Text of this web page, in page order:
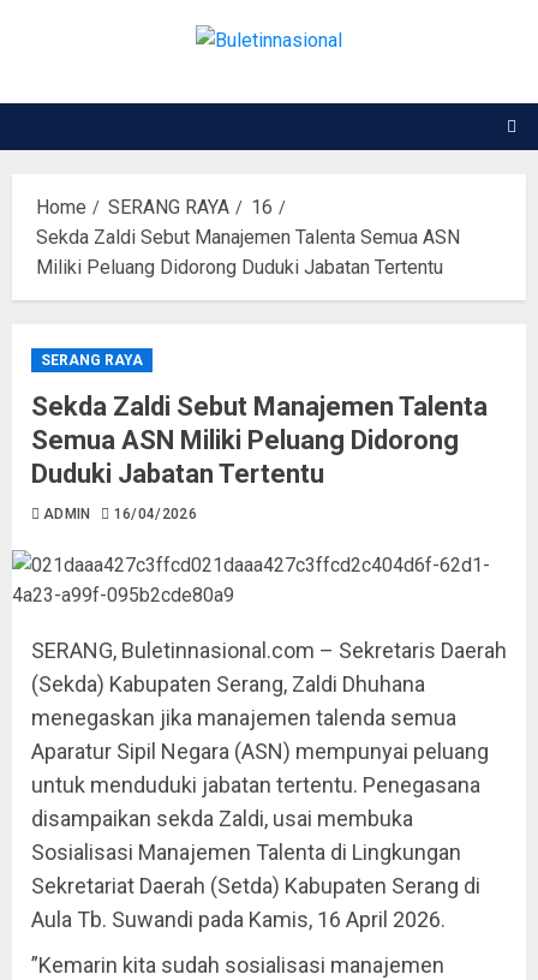
Home SERANG RAYA
16
Sekda Zaldi Sebut Manajemen Talenta Semua ASN
Miliki Peluang Didorong Duduki Jabatan Tertentu
SERANG RAYA
Sekda Zaldi Sebut Manajemen Talenta
Semua ASN Miliki Peluang Didorong
Duduki Jabatan Tertentu
ADMIN 16/04/2026
SERANG, Buletinnasional.com – Sekretaris Daerah
(Sekda) Kabupaten Serang, Zaldi Dhuhana
menegaskan jika manajemen talenda semua
Aparatur Sipil Negara (ASN) mempunyai peluang
untuk menduduki jabatan tertentu. Penegasana
disampaikan sekda Zaldi, usai membuka
Sosialisasi Manajemen Talenta di Lingkungan
Sekretariat Daerah (Setda) Kabupaten Serang di
Aula Tb. Suwandi pada Kamis, 16 April 2026.
”Kemarin kita sudah sosialisasi manajemen